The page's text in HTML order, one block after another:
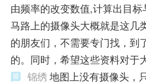
由频率的改变数值,计算出目标
马路上的摄像头大概就是这几
的朋友们，不需要专门找，到
的。同时，希望这些资料对于
锦绣 地图上没有摄像头，